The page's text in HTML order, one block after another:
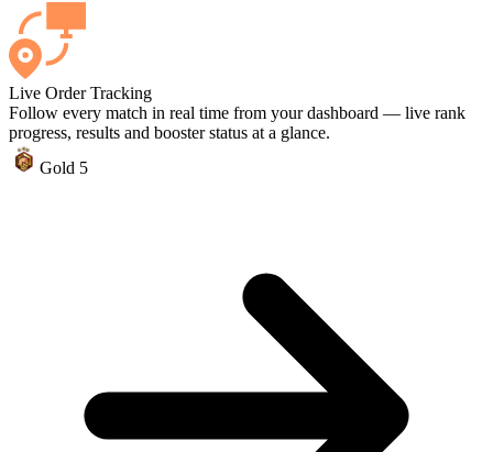
Live Order Tracking
Follow every match in real time from your dashboard — live rank
progress, results and booster status at a glance.
Gold 5